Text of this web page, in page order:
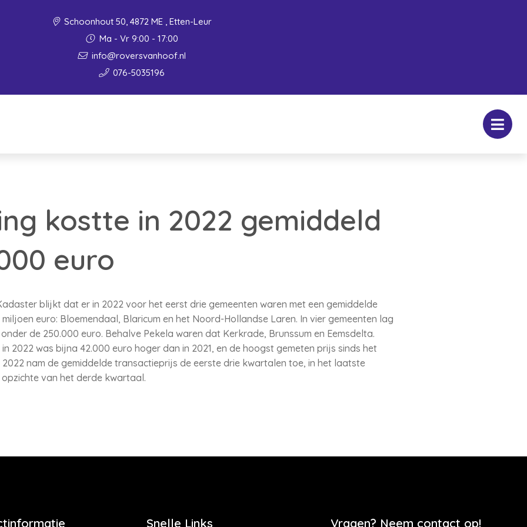
Schoonhout 50, 4872 ME , Etten-Leur
Ma - Vr 9:00 - 17:00
info@roversvanhoof.nl
076-5035196
kostte in 2022 gemiddeld
euro
blijkt dat er in 2022 voor het eerst drie gemeenten waren met een gemiddelde
euro: Bloemendaal, Blaricum en het Noord-Hollandse Laren. In vier gemeenten lag
de 250.000 euro. Behalve Pekela waren dat Kerkrade, Brunssum en Eemsdelta.
2022 was bijna 42.000 euro hoger dan in 2021, en de hoogst gemeten prijs sinds het
2022 nam de gemiddelde transactieprijs de eerste drie kwartalen toe, in het laatste
van het derde kwartaal.
Snelle Links Vragen? Neem contact op!